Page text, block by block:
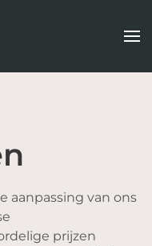
aanpassing van ons
prijzen